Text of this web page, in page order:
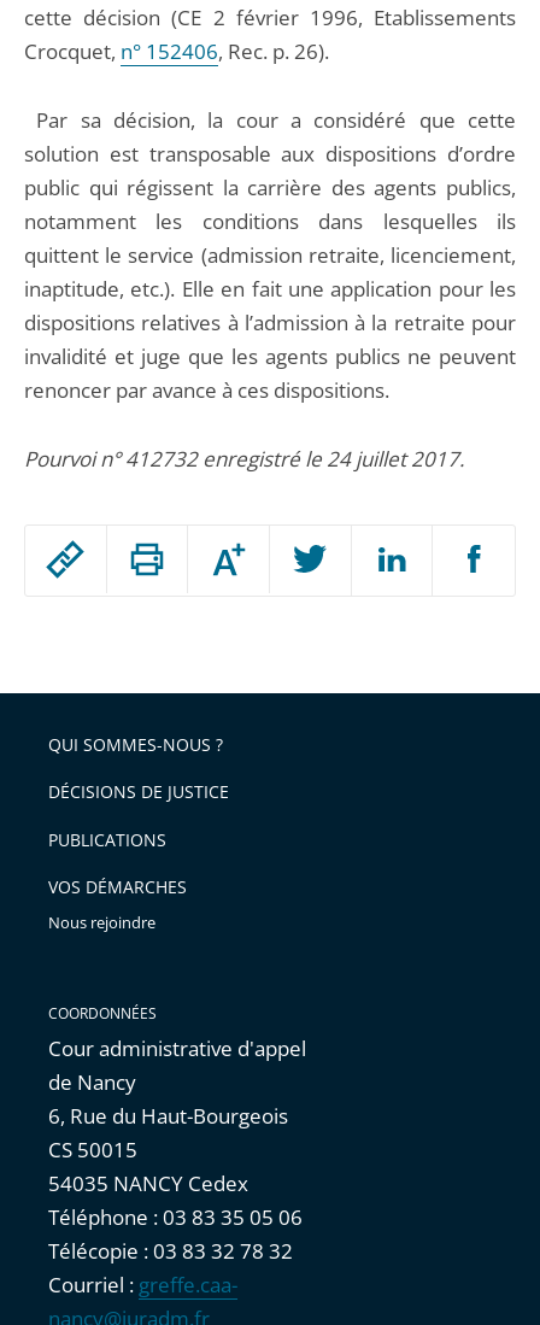
Passer
arriver
après
Augmenter
ou
l'article
pour
avant
cette décision (CE 2 février 1996, Etablissements
Crocquet, n° 152406, Rec. p. 26).
Par sa décision, la cour a considéré que cette
solution est transposable aux dispositions d’ordre
public qui régissent la carrière des agents publics,
notamment les conditions dans lesquelles ils
quittent le service (admission retraite, licenciement,
inaptitude, etc.). Elle en fait une application pour les
dispositions relatives à l’admission à la retraite pour
invalidité et juge que les agents publics ne peuvent
renoncer par avance à ces dispositions.
Pourvoi n° 412732 enregistré le 24 juillet 2017.
QUI SOMMES-NOUS ?
DÉCISIONS DE JUSTICE
PUBLICATIONS
VOS DÉMARCHES
Nous rejoindre
COORDONNÉES
Cour administrative d'appel
de Nancy
6, Rue du Haut-Bourgeois
CS 50015
54035 NANCY Cedex
Téléphone : 03 83 35 05 06
Télécopie : 03 83 32 78 32
Courriel : greffe.caa-
nancy@juradm.fr